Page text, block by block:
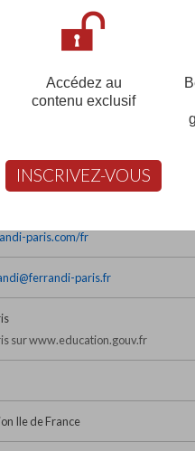
Rond
JOSAS
paris.com/fr
paris.fr
sur www.education.gouv.fr
Ile de France
Accédez au
contenu exclusif
INSCRIVEZ-VOUS